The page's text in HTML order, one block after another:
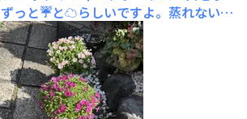
っと☔️と☁️らしいですよ。蒸れないか